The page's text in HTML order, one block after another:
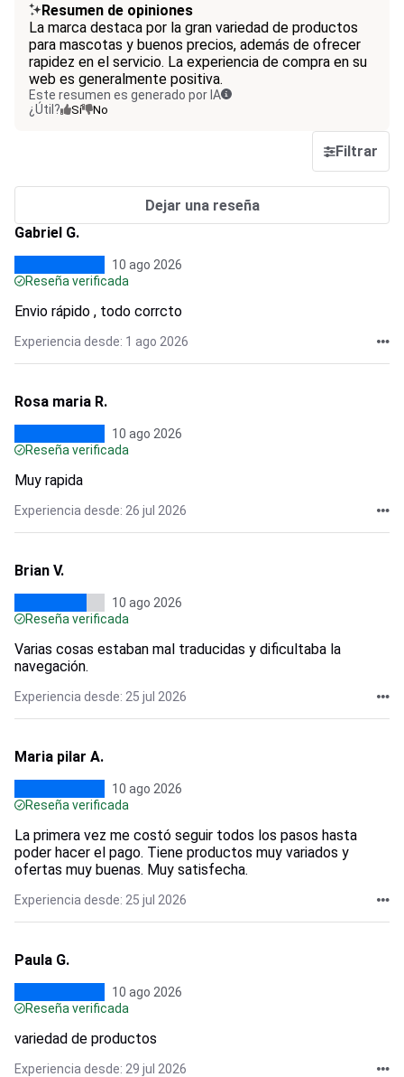
Resumen de opiniones
La marca destaca por la gran variedad de productos
para mascotas y buenos precios, además de ofrecer
rapidez en el servicio. La experiencia de compra en su
web es generalmente positiva.
Este resumen es generado por IA
¿Útil?
Sí No
Filtrar
Dejar una reseña
Gabriel G.
10 ago 2026
Reseña verificada
Envio rápido , todo corrcto
Experiencia desde: 1 ago 2026
Rosa maria R.
10 ago 2026
Reseña verificada
Muy rapida
Experiencia desde: 26 jul 2026
Brian V.
10 ago 2026
Reseña verificada
Varias cosas estaban mal traducidas y dificultaba la
navegación.
Experiencia desde: 25 jul 2026
Maria pilar A.
10 ago 2026
Reseña verificada
La primera vez me costó seguir todos los pasos hasta
poder hacer el pago. Tiene productos muy variados y
ofertas muy buenas. Muy satisfecha.
Experiencia desde: 25 jul 2026
Paula G.
10 ago 2026
Reseña verificada
variedad de productos
Experiencia desde: 29 jul 2026